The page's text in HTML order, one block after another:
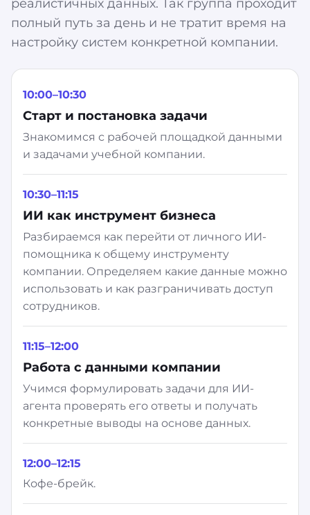
реалистичных данных. Так группа проходит
полный путь за день и не тратит время на
настройку систем конкретной компании.
10:00–10:30
Старт и постановка задачи
Знакомимся с рабочей площадкой данными
и задачами учебной компании.
10:30–11:15
ИИ как инструмент бизнеса
Разбираемся как перейти от личного ИИ-
помощника к общему инструменту
компании. Определяем какие данные можно
использовать и как разграничивать доступ
сотрудников.
11:15–12:00
Работа с данными компании
Учимся формулировать задачи для ИИ-
агента проверять его ответы и получать
конкретные выводы на основе данных.
12:00–12:15
Кофе-брейк.